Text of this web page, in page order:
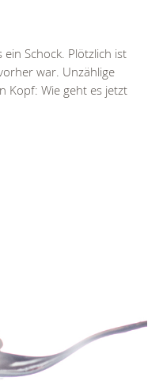
Schock. Plötzlich ist
war. Unzählige
Kopf: Wie geht es jetzt